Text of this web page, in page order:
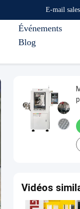
E-mail
Événements
Blog
Vidéos